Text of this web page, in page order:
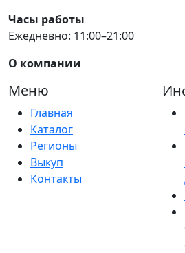
Часы работы
Ежедневно: 11:00–21:00
О компании
Меню
Главная
Каталог
Регионы
Выкуп
Контакты